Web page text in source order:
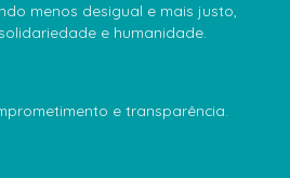
menos desigual e mais justo,
e humanidade.
e transparência.